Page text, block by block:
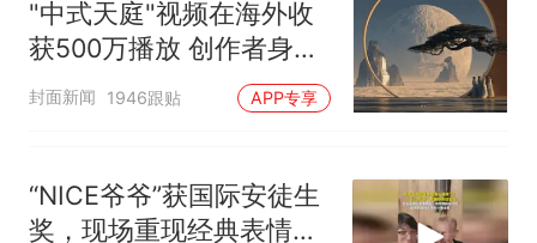
"中式天庭"视频在海外收
获500万播放 创作者身份
披露
封面新闻 1946跟贴 APP专享
“NICE爷爷”获国际安徒生
奖，现场重现经典表情